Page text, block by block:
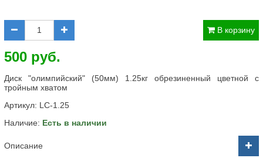
В корзину
500 руб.
Диск "олимпийский" (50мм) 1.25кг обрезиненный цветной с
тройным хватом
Артикул: LC-1.25
Наличие: Есть в наличии
Описание